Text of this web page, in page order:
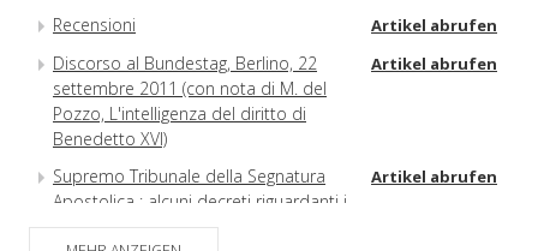
Recensioni Artikel abrufen
Discorso al Bundestag, Berlino, 22
settembre 2011 (con nota di M. del
Pozzo, L'intelligenza del diritto di
Benedetto XVI)
Artikel abrufen
Supremo Tribunale della Segnatura
Apostolica : alcuni decreti riguardanti i
tribunali interdiocesani (con nota di P.
Artikel abrufen